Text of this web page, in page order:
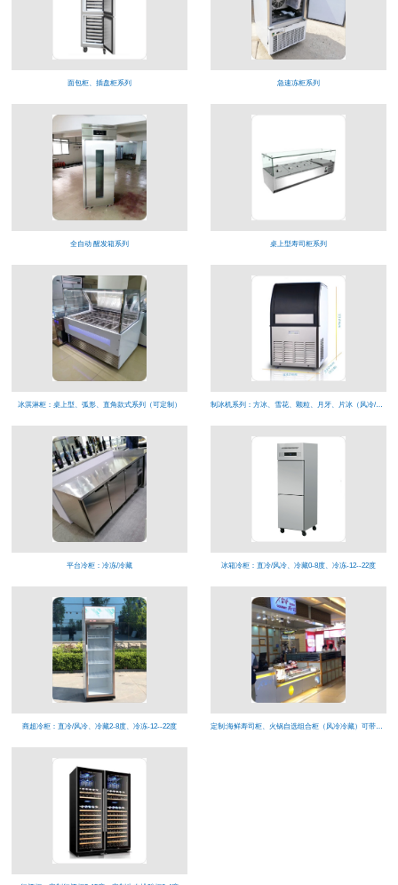
面包柜、插盘柜系列 急速冻柜系列
全自动 醒发箱系列 桌上型寿司柜系列
冰淇淋柜：桌上型、弧形、直角款式系列（可定制） 制冰机系列：方冰、雪花、颗粒、月牙、片冰（风冷/水冷）
平台冷柜：冷冻/冷藏 冰箱冷柜：直冷/风冷、冷藏0-8度、冷冻-12--22度
商超冷柜：直冷/风冷、冷藏2-8度、冷冻-12--22度 定制:海鲜寿司柜、火锅自选组合柜（风冷冷藏）可带喷雾